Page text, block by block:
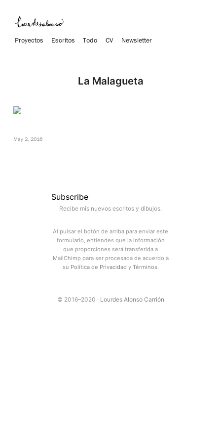
Proyectos Escritos Todo CV Newsletter
La Malagueta
May 2, 2016
Subscribe
Recibe mis nuevos escritos y dibujos.
Al pulsar el botón de arriba para enviar este
formulario, entiendes que la información
que proporciones será transferida a
MailChimp para ser procesada de acuerdo a
su Política de Privacidad y Términos.
© 2016–2020 · Lourdes Alonso Carrión